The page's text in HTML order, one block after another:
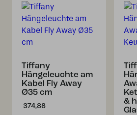
Tiffany
Hängeleuchte am
Kabel Fly Away
Ø35 cm
374,88
&